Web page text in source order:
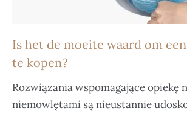
Is het de moeite waard om
te kopen?
Rozwiązania wspomagające opiekę
niemowlętami są nieustannie